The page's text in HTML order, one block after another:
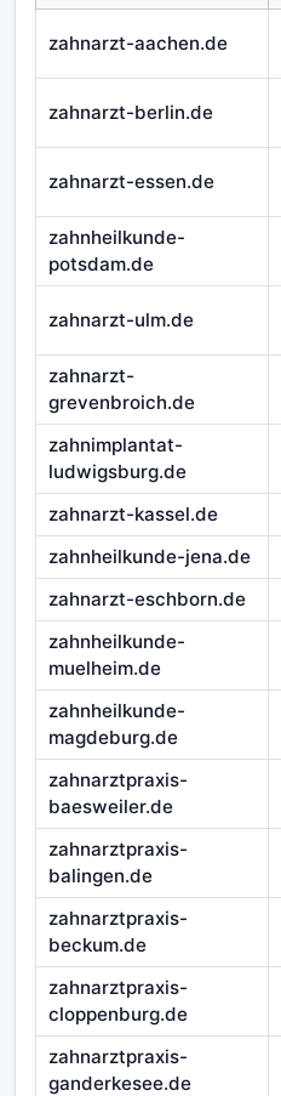
zahnarzt-aachen.de
zahnarzt-berlin.de
zahnarzt-essen.de
zahnheilkunde-
potsdam.de
zahnarzt-ulm.de
zahnarzt-
grevenbroich.de
zahnimplantat-
ludwigsburg.de
zahnarzt-kassel.de
zahnheilkunde-jena.de
zahnarzt-eschborn.de
zahnheilkunde-
muelheim.de
zahnheilkunde-
magdeburg.de
zahnarztpraxis-
baesweiler.de
zahnarztpraxis-
balingen.de
zahnarztpraxis-
beckum.de
zahnarztpraxis-
cloppenburg.de
zahnarztpraxis-
ganderkesee.de